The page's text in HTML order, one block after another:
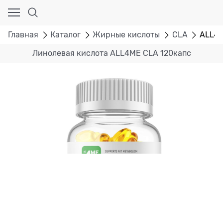
Главная Каталог Жирные кислоты CLA
Линолевая кислота ALL4ME CLA 120капс